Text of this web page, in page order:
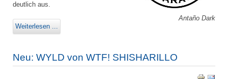
Antaño Dark
deutlich aus.
Weiterlesen ...
Neu: WYLD von WTF! SHISHARILLO